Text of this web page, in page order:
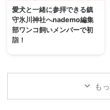
ットにまつわるフードやグッズの
展示会・インターペットは、国内
最大のペットイベントです。「人
とペットの豊かな暮らし」をテー
マに毎年、開催されています。
いました。 13回目 ...
愛犬と一緒に参拝できる鎮
守氷川神社へnademo編集
部ワンコ飼いメンバーで初
詣！
すが、みんなで行くのは初めての
試みです。 今回、初詣の場所と
も